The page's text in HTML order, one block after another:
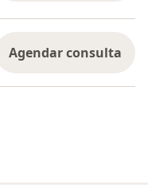
Agendar consulta